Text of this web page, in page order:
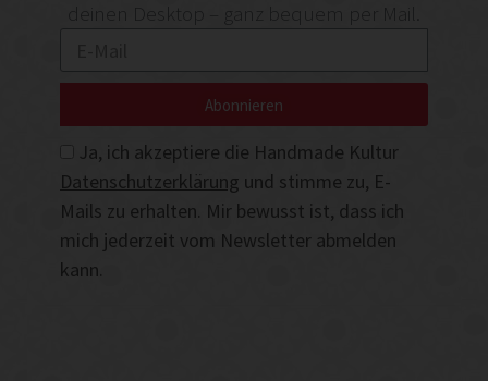
deinen Desktop – ganz bequem per Mail.
Ja, ich akzeptiere die Handmade Kultur
Datenschutzerklärung und stimme zu, E-
Mails zu erhalten. Mir bewusst ist, dass ich
mich jederzeit vom Newsletter abmelden
kann.
Abonnieren